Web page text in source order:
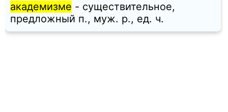
академизме - существительное,
предложный п., муж. p., ед. ч.